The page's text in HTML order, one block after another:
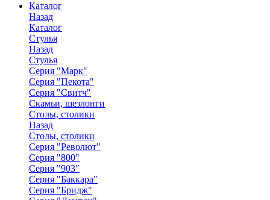
Каталог
Назад
Каталог
Стулья
Назад
Стулья
Серия "Марк"
Серия "Пекота"
Серия "Свитч"
Скамьи, шезлонги
Столы, столики
Назад
Столы, столики
Серия "Револют"
Серия "800"
Серия "903"
Серия "Баккара"
Серия "Бридж"